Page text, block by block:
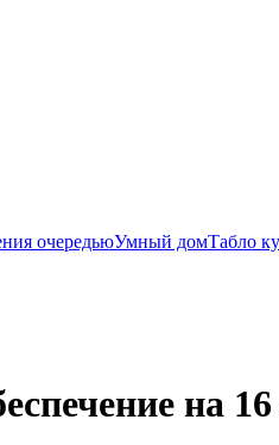
очередьюУмный домТабло
на